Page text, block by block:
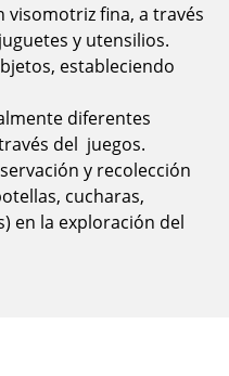
visomotriz fina, a través
y utensilios.
estableciendo
diferentes
del juegos.
y recolección
cucharas,
en la exploración del